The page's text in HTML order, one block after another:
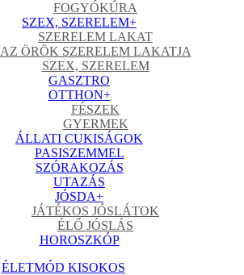
FOGYÓKÚRA
SZEX, SZERELEM+
SZERELEM LAKAT
AZ ÖRÖK SZERELEM LAKATJA
SZEX, SZERELEM
GASZTRO
OTTHON+
FÉSZEK
GYERMEK
ÁLLATI CUKISÁGOK
PASISZEMMEL
SZÓRAKOZÁS
UTAZÁS
JÓSDA+
JÁTÉKOS JÓSLÁTOK
ÉLŐ JÓSLÁS
HOROSZKÓP
ÉLETMÓD KISOKOS